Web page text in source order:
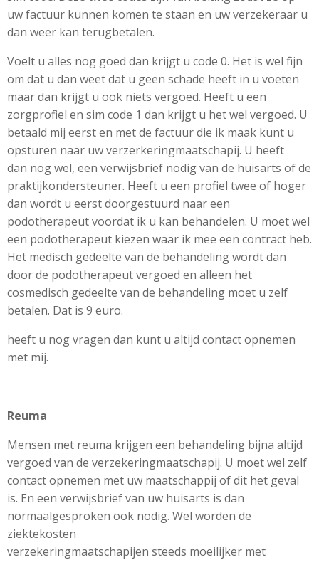
uw factuur kunnen komen te staan en uw verzekeraar u
dan weer kan terugbetalen.
Voelt u alles nog goed dan krijgt u code 0. Het is wel fijn
om dat u dan weet dat u geen schade heeft in u voeten
maar dan krijgt u ook niets vergoed. Heeft u een
zorgprofiel en sim code 1 dan krijgt u het wel vergoed. U
betaald mij eerst en met de factuur die ik maak kunt u
opsturen naar uw verzerkeringmaatschapij. U heeft
dan nog wel, een verwijsbrief nodig van de huisarts of de
praktijkondersteuner. Heeft u een profiel twee of hoger
dan wordt u eerst doorgestuurd naar een
podotherapeut voordat ik u kan behandelen. U moet wel
een podotherapeut kiezen waar ik mee een contract heb.
Het medisch gedeelte van de behandeling wordt dan
door de podotherapeut vergoed en alleen het
cosmedisch gedeelte van de behandeling moet u zelf
betalen. Dat is 9 euro.
heeft u nog vragen dan kunt u altijd contact opnemen
met mij.
Reuma
Mensen met reuma krijgen een behandeling bijna altijd
vergoed van de verzekeringmaatschapij. U moet wel zelf
contact opnemen met uw maatschappij of dit het geval
is. En een verwijsbrief van uw huisarts is dan
normaalgesproken ook nodig. Wel worden de
ziektekosten
verzekeringmaatschapijen steeds moeilijker met